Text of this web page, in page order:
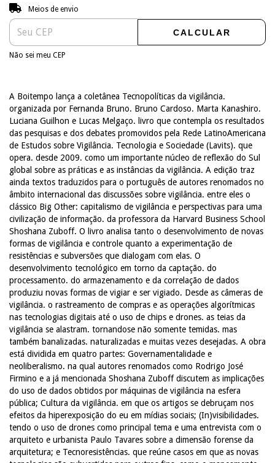
Entregas para o CEP:
Meios de envio
CALCULAR
Não sei meu CEP
A Boitempo lança a coletânea Tecnopolíticas da vigilância.
organizada por Fernanda Bruno. Bruno Cardoso. Marta Kanashiro.
Luciana Guilhon e Lucas Melgaço. livro que contempla os resultados
das pesquisas e dos debates promovidos pela Rede LatinoAmericana
de Estudos sobre Vigilância. Tecnologia e Sociedade (Lavits). que
opera. desde 2009. como um importante núcleo de reflexão do Sul
global sobre as práticas e as instâncias da vigilância. A edição traz
ainda textos traduzidos para o português de autores renomados no
âmbito internacional das discussões sobre vigilância. entre eles o
clássico Big Other: capitalismo de vigilância e perspectivas para uma
civilização de informação. da professora da Harvard Business School
Shoshana Zuboff. O livro analisa tanto o desenvolvimento de novas
formas de vigilância e controle quanto a experimentação de
resistências e subversões que dialogam com elas. O
desenvolvimento tecnológico em torno da captação. do
processamento. do armazenamento e da correlação de dados
produziu novas formas de vigiar e ser vigiado. Desde as câmeras de
vigilância. o rastreamento de compras e as operações algorítmicas
nas tecnologias digitais até o uso de chips e drones. as teias da
vigilância se alastram. tornandose não somente temidas. mas
também banalizadas. naturalizadas e muitas vezes desejadas. A obra
está dividida em quatro partes: Governamentalidade e
neoliberalismo. na qual autores renomados como Rodrigo José
Firmino e a já mencionada Shoshana Zuboff discutem as implicações
do uso de dados obtidos por máquinas de vigilância na esfera
pública; Cultura da vigilância. em que os artigos se debruçam nos
efeitos da hiperexposição do eu em mídias sociais; (In)visibilidades.
tendo o uso de drones como principal tema e uma entrevista com o
arquiteto e urbanista Paulo Tavares sobre a dimensão forense da
arquitetura; e Tecnoresistências. que reúne casos em que as novas